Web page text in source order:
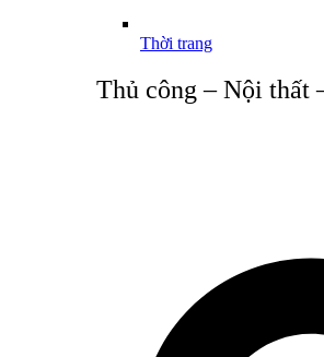
Thời trang
Thủ công – Nội thất